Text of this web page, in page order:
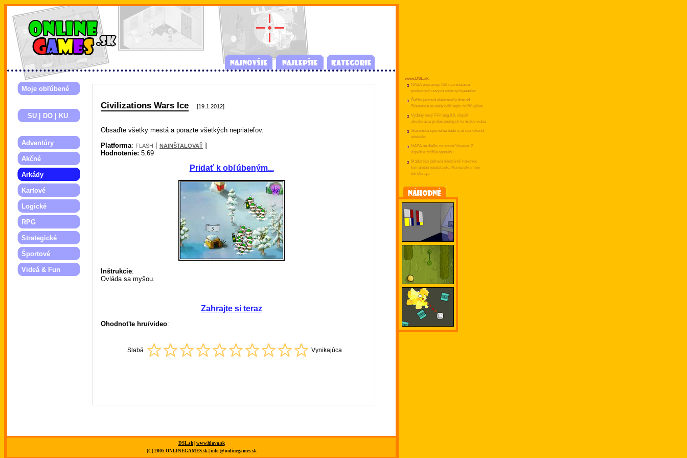
Moje obľúbené
SU | DO | KU
Adventúry
Akčné
Arkády
Kartové
Logické
RPG
Strategické
Športové
Videá & Fun
Civilizations Wars Ice [19.1.2012]
Obsaďte všetky mestá a porazte všetkých nepriateľov.
Platforma: FLASH [ NAINŠTALOVAŤ ]
Hodnotenie: 5.69
Pridať k obľúbeným...
Inštrukcie:
Ovláda sa myšou.
Zahrajte si teraz
Ohodnoťte hru/video:
Slabá Vynikajúca
DSL.sk| www.hlava.sk
(C) 2005 ONLINEGAMES.sk | info @ onlinegames.sk
www.DSL.sk:
NASA pripravuje ISS na inštaláciu
posledných nových solárnych panelov
Ďalšia jadrová elektráreň južne od
Slovenska musela kvôli teplu znížiť výkon
Vydaný nový FFmpeg 9.0, zlepšil
akceleráciu profesionálnych formátov videa
Slovenská sporiteľňa bude mať cez víkend
odstávku
NASA na diaľku na sonde Voyager 2
úspešne znížila spotrebu
Maďarsko jadrovú elektráreň nakoniec
kompletne neodstavilo, Rumunsko mení
tok Dunaja